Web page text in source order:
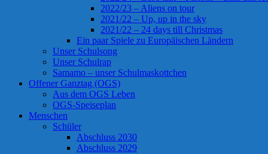
2022/23 – Aliens on tour
2021/22 – Up, up in the sky
2021/22 – 24 days till Christmas
Ein paar Spiele zu Europäischen Ländern
Unser Schulsong
Unser Schulrap
Samamo – unser Schulmaskottchen
Offener Ganztag (OGS)
Aus dem OGS Leben
OGS-Speiseplan
Menschen
Schüler
Abschluss 2030
Abschluss 2029